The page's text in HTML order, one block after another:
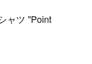
ャツ "Point